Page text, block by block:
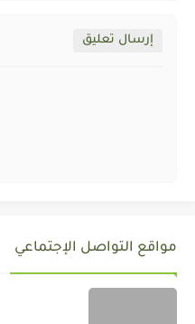
إرسال تعليق
مواقع التواصل الإجتماعي